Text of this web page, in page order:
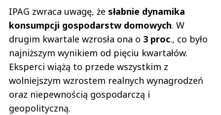
IPAG zwraca uwagę, że słabnie dynamika
konsumpcji gospodarstw domowych. W
drugim kwartale wzrosła ona o 3 proc., co było
najniższym wynikiem od pięciu kwartałów.
Eksperci wiążą to przede wszystkim z
wolniejszym wzrostem realnych wynagrodzeń
oraz niepewnością gospodarczą i
geopolityczną.